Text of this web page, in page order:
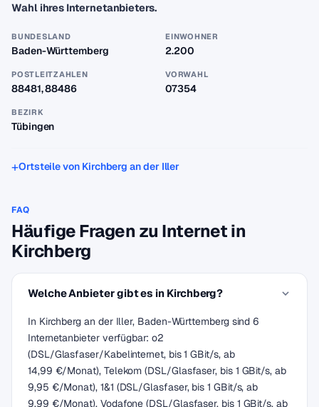
Wahl ihres Internetanbieters.
BUNDESLAND
Baden-Württemberg
EINWOHNER
2.200
POSTLEITZAHLEN
88481, 88486
VORWAHL
07354
BEZIRK
Tübingen
Ortsteile von Kirchberg an der Iller
FAQ
Häufige Fragen zu Internet in
Kirchberg
Welche Anbieter gibt es in Kirchberg?
In Kirchberg an der Iller, Baden-Württemberg sind 6
Internetanbieter verfügbar: o2
(DSL/Glasfaser/Kabelinternet, bis 1 GBit/s, ab
14,99 €/Monat), Telekom (DSL/Glasfaser, bis 1 GBit/s, ab
9,95 €/Monat), 1&1 (DSL/Glasfaser, bis 1 GBit/s, ab
9,99 €/Monat), Vodafone (DSL/Glasfaser, bis 1 GBit/s, ab